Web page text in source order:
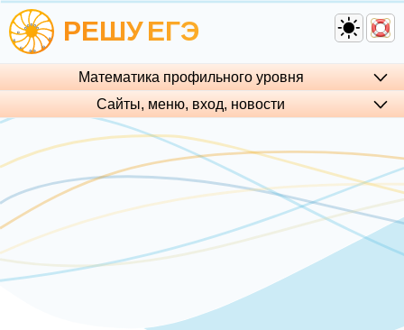
РЕШУЕГЭ
Математика профильного уровня
Сайты, меню, вход, но­во­сти